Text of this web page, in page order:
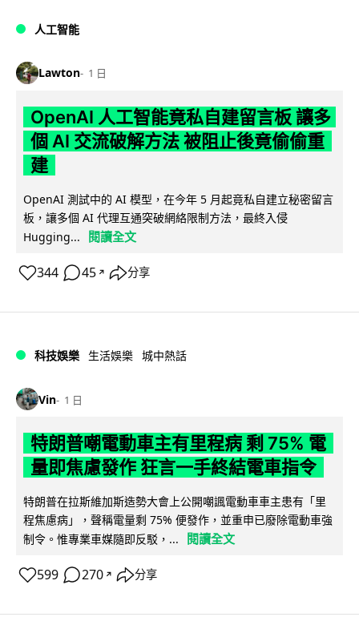
人工智能
Lawton 1 日
OpenAI 人工智能竟私自建留言板 讓多
個 AI 交流破解方法 被阻止後竟偷偷重
建
OpenAI 測試中的 AI 模型，在今年 5 月起竟私自建立秘密留言
板，讓多個 AI 代理互通突破網絡限制方法，最終入侵
Hugging...
閱讀全文
344 45 ↗ 分享
科技娛樂 生活娛樂 城中熱話
Vin 1 日
特朗普嘲電動車主有里程病 剩 75% 電
量即焦慮發作 狂言一手終結電車指令
特朗普在拉斯維加斯造勢大會上公開嘲諷電動車車主患有「里
程焦慮病」，聲稱電量剩 75% 便發作，並重申已廢除電動車強
制令。惟專業車媒隨即反駁，...
閱讀全文
599 270 ↗ 分享